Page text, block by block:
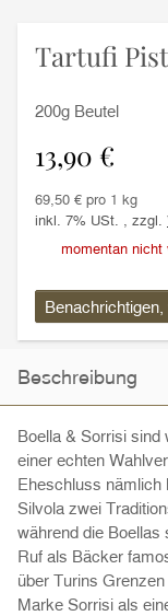
Tartufi
200g Beutel
13,90 €
69,50 € pro 1 kg
inkl. 7% USt. , zzgl.
momentan nicht
Beschreibung
Boella & Sorrisi
einer echten
Eheschluss nämlich
Silvola zwei
während die Boellas
Ruf als Bäcker
über Turins
Marke Sorrisi als